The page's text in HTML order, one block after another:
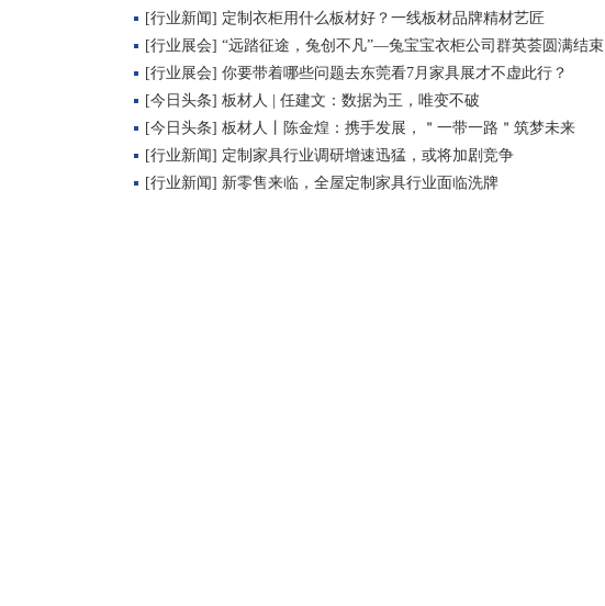
[行业新闻] 定制衣柜用什么板材好？一线板材品牌精材艺匠
[行业展会] “远踏征途，兔创不凡”—兔宝宝衣柜公司群英荟圆满结束
[行业展会] 你要带着哪些问题去东莞看7月家具展才不虚此行？
[今日头条] 板材人 | 任建文：数据为王，唯变不破
[今日头条] 板材人丨陈金煌：携手发展，＂一带一路＂筑梦未来
[行业新闻] 定制家具行业调研增速迅猛，或将加剧竞争
[行业新闻] 新零售来临，全屋定制家具行业面临洗牌